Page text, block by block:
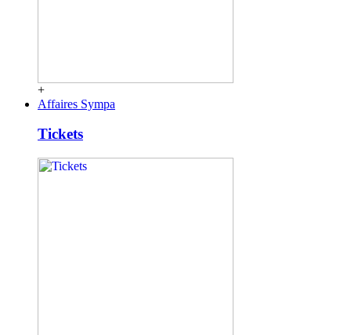
+
Affaires Sympa
Tickets